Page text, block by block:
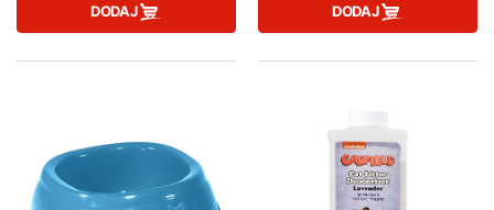
DODAJ DODAJ